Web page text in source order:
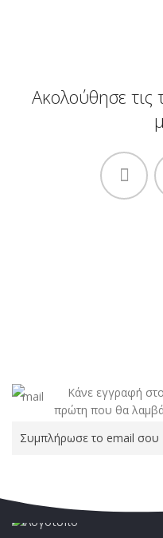
Ακολούθησε τις
Κάνε εγγραφή στο
πρώτη που θα